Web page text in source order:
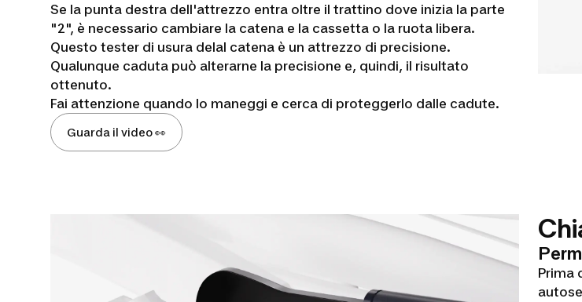
Se la punta destra dell'attrezzo entra oltre il trattino dove inizia la parte
"2", è necessario cambiare la catena e la cassetta o la ruota libera.
Questo tester di usura delal catena è un attrezzo di precisione.
Qualunque caduta può alterarne la precisione e, quindi, il risultato
ottenuto.
Fai attenzione quando lo maneggi e cerca di proteggerlo dalle cadute.
Guarda il video 👀
Prima